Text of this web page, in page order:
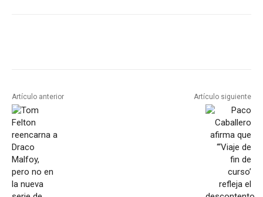
Artículo anterior Artículo siguiente